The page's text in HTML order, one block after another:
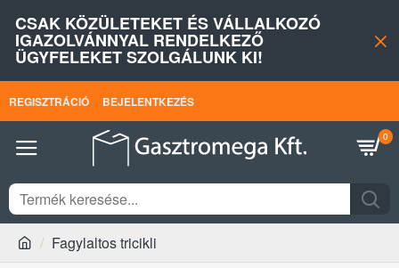
CSAK KÖZÜLETEKET ÉS VÁLLALKOZÓ
IGAZOLVÁNNYAL RENDELKEZŐ
ÜGYFELEKET SZOLGÁLUNK KI!
REGISZTRÁCIÓ BEJELENTKEZÉS
0
Fagylaltos tricikli